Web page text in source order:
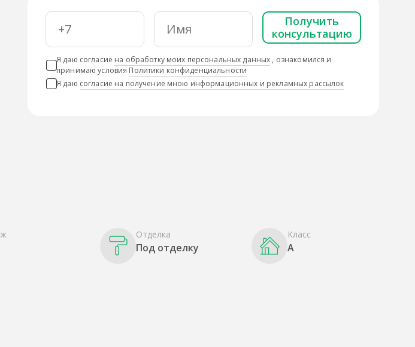
Получить
консультацию
Я даю согласие на обработку моих персональных данных , ознакомился и
принимаю условия Политики конфиденциальности
Я даю согласие на получение мною информационных и рекламных рассылок
Отделка
Под отделку
Класс
A